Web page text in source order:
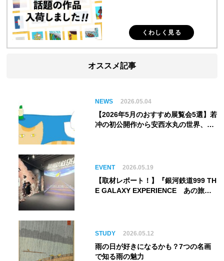
くわしく見る
オススメ記事
NEWS 2026.05.04
【2026年5月のおすすめ展覧会5選】若
冲の初公開作から安西水丸の世界、そ
EVENT 2026.05.19
【取材レポート！】『銀河鉄道999 TH
E GALAXY EXPERIENCE あの旅
ム】
STUDY 2026.05.12
雨の日が好きになるかも？7つの名画
で知る雨の魅力